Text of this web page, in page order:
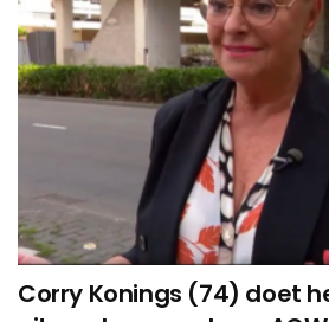
Corry Konings (74) doet